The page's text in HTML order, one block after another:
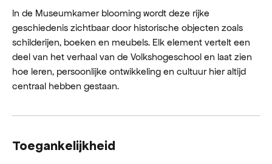
In de Museumkamer blooming wordt deze rijke
geschiedenis zichtbaar door historische objecten zoals
schilderijen, boeken en meubels. Elk element vertelt een
deel van het verhaal van de Volkshogeschool en laat zien
hoe leren, persoonlijke ontwikkeling en cultuur hier altijd
centraal hebben gestaan.
Toegankelijkheid